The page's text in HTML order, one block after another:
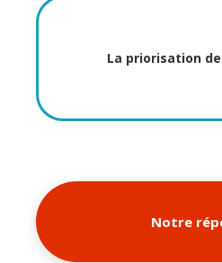
La priorisation
Notre